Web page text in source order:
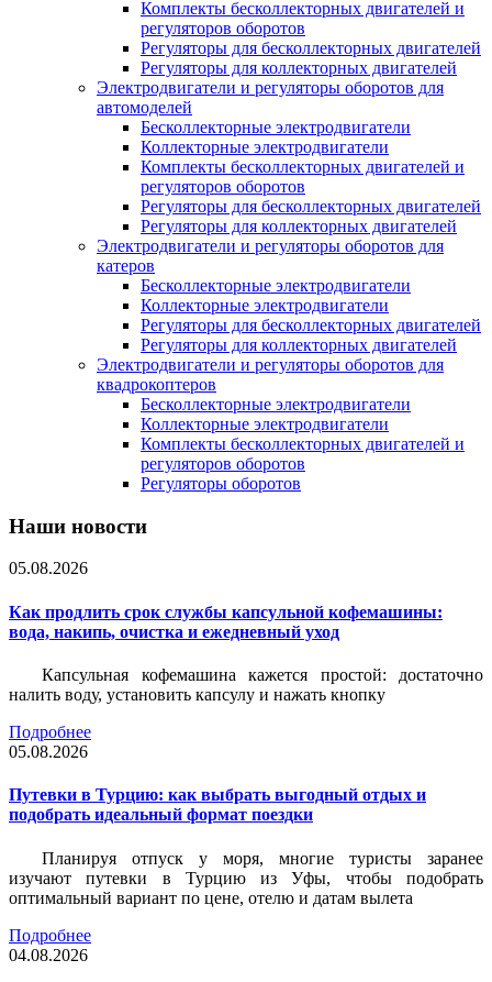
Комплекты бесколлекторных двигателей и
регуляторов оборотов
Регуляторы для бесколлекторных двигателей
Регуляторы для коллекторных двигателей
Электродвигатели и регуляторы оборотов для
автомоделей
Бесколлекторные электродвигатели
Коллекторные электродвигатели
Комплекты бесколлекторных двигателей и
регуляторов оборотов
Регуляторы для бесколлекторных двигателей
Регуляторы для коллекторных двигателей
Электродвигатели и регуляторы оборотов для
катеров
Бесколлекторные электродвигатели
Коллекторные электродвигатели
Регуляторы для бесколлекторных двигателей
Регуляторы для коллекторных двигателей
Электродвигатели и регуляторы оборотов для
квадрокоптеров
Бесколлекторные электродвигатели
Коллекторные электродвигатели
Комплекты бесколлекторных двигателей и
регуляторов оборотов
Регуляторы оборотов
Наши новости
05.08.2026
Как продлить срок службы капсульной кофемашины:
вода, накипь, очистка и ежедневный уход
Капсульная кофемашина кажется простой: достаточно
налить воду, установить капсулу и нажать кнопку
Подробнее
05.08.2026
Путевки в Турцию: как выбрать выгодный отдых и
подобрать идеальный формат поездки
Планируя отпуск у моря, многие туристы заранее
изучают путевки в Турцию из Уфы, чтобы подобрать
оптимальный вариант по цене, отелю и датам вылета
Подробнее
04.08.2026